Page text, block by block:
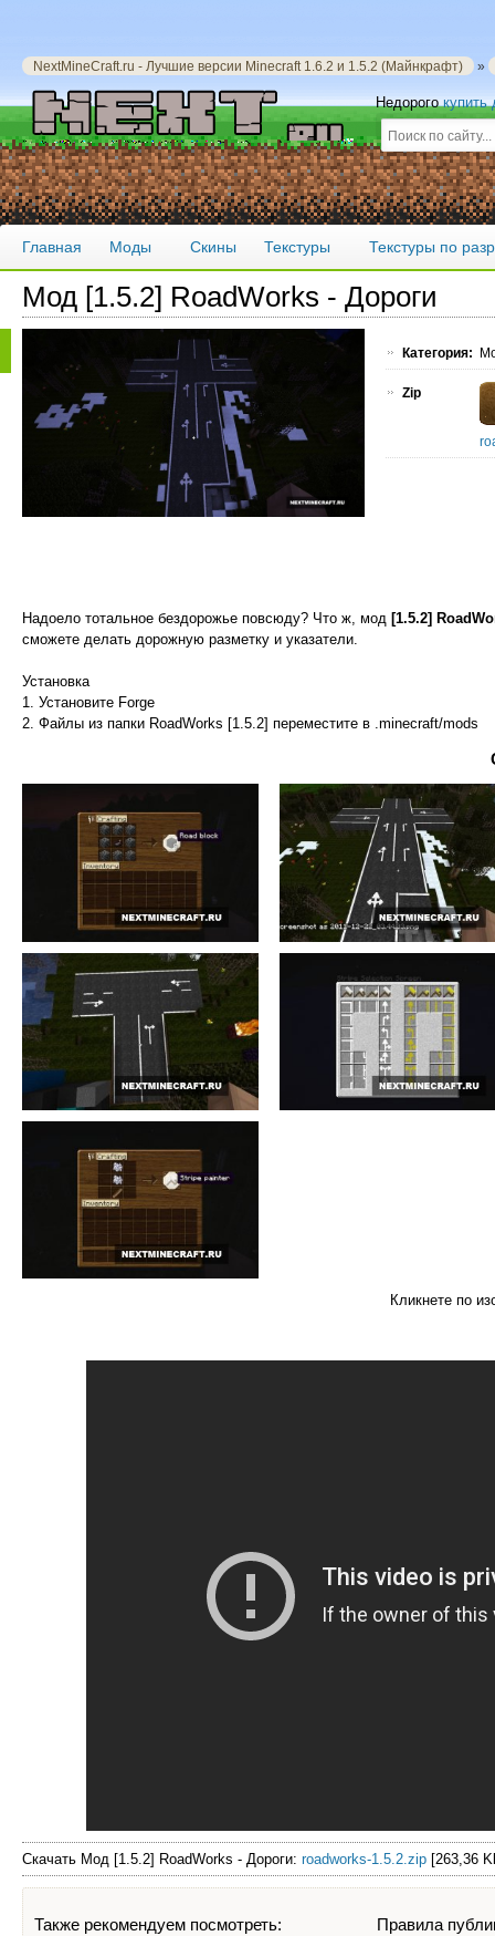
NextMineCraft.ru - Лучшие версии Minecraft 1.6.2 и 1.5.2 (Майнкрафт) »
Недорогокупить
Главная Моды Скины Текстуры Текстуры по
Мод [1.5.2] RoadWorks - Дороги
Категория:
Zip
Надоело тотальное бездорожье повсюду? Что ж, мод [1.5.2]
сможете делать дорожную разметку и указатели.
Установка
1. Установите Forge
2. Файлы из папки RoadWorks [1.5.2] переместите в .minecraft/mods
Кликнете по
Скачать Мод [1.5.2] RoadWorks - Дороги: roadworks-1.5.2.zip [263,36
Также рекомендуем посмотреть: Правила